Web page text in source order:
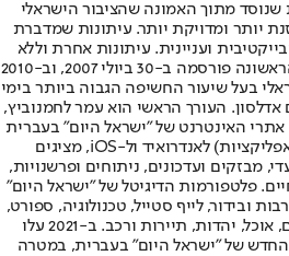
מתוך האמונה שהציבור הישראלי
יותר ומדויקת יותר. עיתונות שמדברת
ועניינית. עיתונות אחרת וללא
תשלום. המהדורה המודפסת הראשונה פורסמה ב-30 ביולי 2007, וב-2010
בעל שיעור החשיפה הגבוה ביותר בימי
אדלסון. העורך הראשי הוא עמר לחמנוביץ,
אתרי האינטרנט של "ישראל היום" בעברית
ובאנגלית, כמו כן היישומונים (אפליקציות) לאנדרואיד ול-iOS, מציגים
מבזקים ועדכונים, ניתוחים ופרשנויות,
פלטפורמות הדיגיטל של "ישראל היום"
ובידור, לייף סטייל, טכנולוגיה, ספורט,
כלכלה וצרכנות, בריאות, חיילים, אוכל, יהדות, תיירות ורכב. ב-2021 עלו
החדש של "ישראל היום" בעברית, במטרה